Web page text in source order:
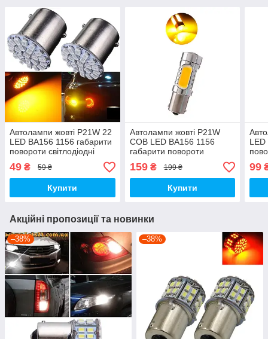
Автолампи жовті P21W 22
LED BA156 1156 габарити
повороти світлодіодні
авто лампа поворотів лед
світлодіодна
49 ₴ 59 ₴
Купити
Автолампи жовті P21W
COB LED BA156 1156
габарити повороти
поворотники для авто
лампа поворотів лед
світлодіодна
159₴ 199 ₴
Купити
LED
99
Акційні пропозиції та новинки
–38% –38%